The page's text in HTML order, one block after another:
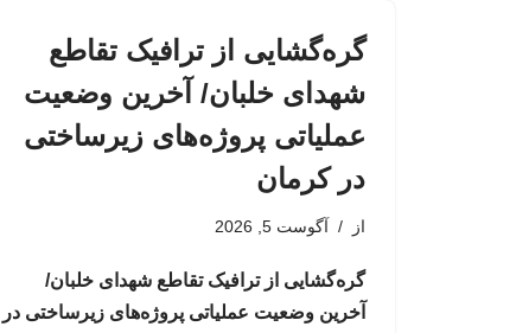
گره‌گشایی از ترافیک تقاطع
شهدای خلبان/ آخرین وضعیت
عملیاتی پروژه‌های زیرساختی
در کرمان
از آگوست 5, 2026
گره‌گشایی از ترافیک تقاطع شهدای خلبان/
آخرین وضعیت عملیاتی پروژه‌های زیرساختی در